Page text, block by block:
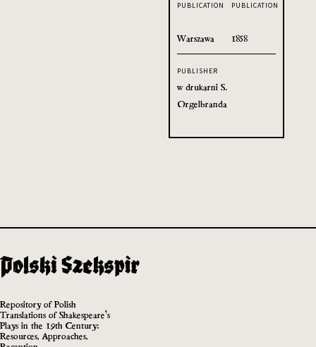
PUBLICATION
Warszawa
PUBLICATION
1858
PUBLISHER
w drukarni S.
Orgelbranda
Repository of Polish
Translations of Shakespeare’s
Plays in the 19th Century:
Resources, Approaches,